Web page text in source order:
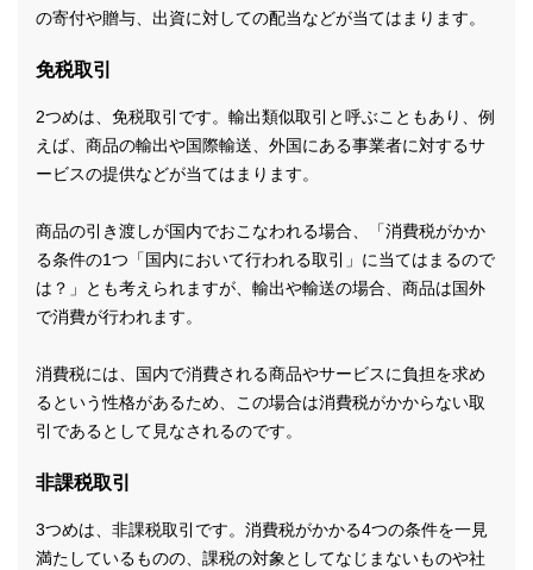
の寄付や贈与、出資に対しての配当などが当てはまります。
免税取引
2つめは、免税取引です。輸出類似取引と呼ぶこともあり、例
えば、商品の輸出や国際輸送、外国にある事業者に対するサ
ービスの提供などが当てはまります。
商品の引き渡しが国内でおこなわれる場合、「消費税がかか
る条件の1つ「国内において行われる取引」に当てはまるので
は？」とも考えられますが、輸出や輸送の場合、商品は国外
で消費が行われます。
消費税には、国内で消費される商品やサービスに負担を求め
るという性格があるため、この場合は消費税がかからない取
引であるとして見なされるのです。
非課税取引
3つめは、非課税取引です。消費税がかかる4つの条件を一見
満たしているものの、課税の対象としてなじまないものや社